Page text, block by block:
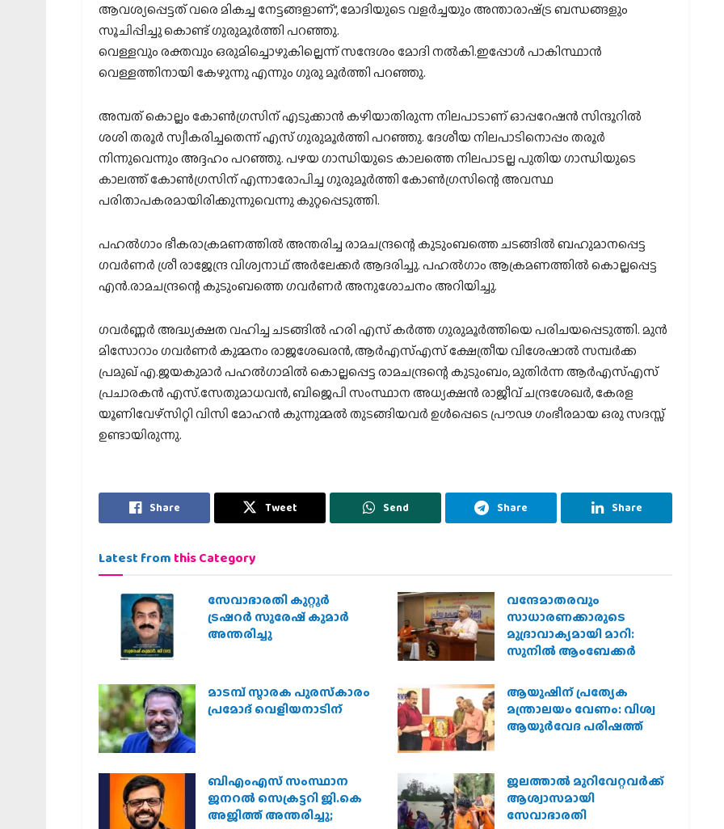
ആവശ്യപ്പെട്ടത് വരെ മികച്ച നേട്ടങ്ങളാണ്”, മോദിയുടെ വളർച്ചയും അന്താരാഷ്‌ട്ര ബന്ധങ്ങളും
സൂചിപ്പിച്ചു കൊണ്ട് ഗുരുമൂർത്തി പറഞ്ഞു.
വെള്ളവും രക്തവും ഒരുമിച്ചൊഴുകില്ലെന്ന് സന്ദേശം മോദി നൽകി.ഇപ്പോൾ പാകിസ്ഥാൻ
വെള്ളത്തിനായി കേഴുന്നു എന്നും ഗുരു മൂർത്തി പറഞ്ഞു.
അമ്പത് കൊല്ലം കോൺഗ്രസിന് എടുക്കാൻ കഴിയാതിരുന്ന നിലപാടാണ് ഓപ്പറേഷൻ സിന്ദൂറിൽ
ശശി തരൂർ സ്വീകരിച്ചതെന്ന് എസ് ഗുരുമൂർത്തി പറഞ്ഞു. ദേശീയ നിലപാടിനൊപ്പം തരൂർ
നിന്നുവെന്നും അദ്ദഹം പറഞ്ഞു. പഴയ ഗാന്ധിയുടെ കാലത്തെ നിലപാടല്ല പുതിയ ഗാന്ധിയുടെ
കാലത്ത് കോൺഗ്രസിന് എന്നാരോപിച്ച ഗുരുമൂർത്തി കോൺഗ്രസിന്റെ അവസ്ഥ
പരിതാപകരമായിരിക്കുന്നുവെന്നു കുറ്റപ്പെടുത്തി.
പഹൽഗാം ഭീകരാക്രമണത്തിൽ അന്തരിച്ച രാമചന്ദ്രന്റെ കുടുംബത്തെ ചടങ്ങിൽ ബഹുമാനപ്പെട്ട
ഗവർണർ ശ്രീ രാജേന്ദ്ര വിശ്വനാഥ് അർലേക്കർ ആദരിച്ചു. പഹൽഗാം ആക്രമണത്തിൽ കൊല്ലപ്പെട്ട
എൻ.രാമചന്ദ്രന്റെ കുടുംബത്തെ ഗവർണർ അനുശോചനം അറിയിച്ചു.
ഗവർണ്ണർ അദ്ധ്യക്ഷത വഹിച്ച ചടങ്ങിൽ ഹരി എസ് കർത്ത ഗുരുമൂർത്തിയെ പരിചയപ്പെടുത്തി. മുൻ
മിസോറാം ഗവർണർ കുമ്മനം രാജശേഖരൻ, ആർഎസ്എസ് ക്ഷേത്രീയ വിശേഷാൽ സമ്പർക്ക
പ്രമുഖ് എ.ജയകുമാർ പഹൽഗാമിൽ കൊല്ലപ്പെട്ട രാമചന്ദ്രന്റെ കുടുംബം, മുതിർന്ന ആർഎസ്എസ്
പ്രചാരകൻ എസ്.സേതുമാധവൻ, ബിജെപി സംസ്ഥാന അധ്യക്ഷൻ രാജീവ് ചന്ദ്രശേഖർ, കേരള
യൂണിവേഴ്സിറ്റി വിസി മോഹൻ കുന്നുമ്മൽ തുടങ്ങിയവർ ഉൾപ്പെടെ പ്രൗഢ ഗംഭീരമായ ഒരു സദസ്സ്
ഉണ്ടായിരുന്നു.
Share Tweet Send Share Share
Latest from this Category
സേവാഭാരതി കുറ്റൂർ
ട്രഷറർ സുരേഷ് കുമാർ
അന്തരിച്ചു
വന്ദേമാതരവും
സാധാരണക്കാരുടെ
മുദ്രാവാക്യമായി മാറി:
സുനിൽ ആംബേക്കർ
മാടമ്പ് സ്മാരക പുരസ്‌കാരം
പ്രമോദ് വെളിയനാടിന്
ആയുഷിന് പ്രത്യേക
മന്ത്രാലയം വേണം: വിശ്വ
ആയുര്‍വേദ പരിഷത്ത്
ബിഎംഎസ് സംസ്ഥാന
ജനറൽ സെക്രട്ടറി ജി.കെ
അജിത്ത് അന്തരിച്ചു;
ജലത്താല്‍ മുറിവേറ്റവര്‍ക്ക്
ആശ്വാസമായി
സേവാഭാരതി